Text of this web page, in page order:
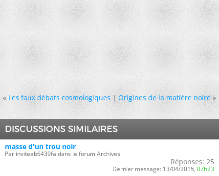
« Les faux débats cosmologiques|Origines de la matière noire »
DISCUSSIONS SIMILAIRES
masse d'un trou noir
Par inviteab6439fa dans le forum Archives
Réponses: 25
Dernier message: 13/04/2015, 07h23